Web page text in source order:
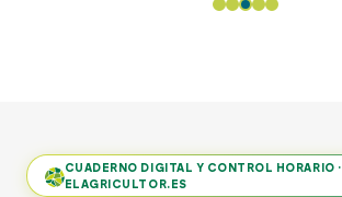
CUADERNO DIGITAL Y CONTROL HORARIO ·
ELAGRICULTOR.ES